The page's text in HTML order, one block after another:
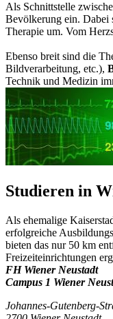
Als Schnittstelle
Bevölkerung ein. Dabei
Therapie um. Vom
Ebenso breit sind die
Bildverarbeitung, etc.),
Technik und Medizin
Studieren in
Als ehemalige
erfolgreiche
bieten das nur 50 km
Freizeiteinrichtungen
FH Wiener Neustadt
Campus 1 Wiener
Johannes-Gutenberg-